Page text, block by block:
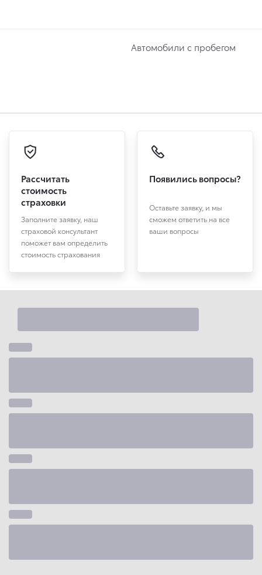
Автомобили с пробегом
Рассчитать
стоимость
страховки
Заполните заявку, наш
страховой консультант
поможет вам определить
стоимость страхования
Появились вопросы?
Оставьте заявку, и мы
сможем ответить на все
ваши вопросы